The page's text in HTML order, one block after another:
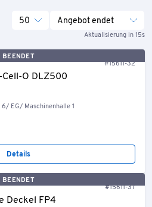
Aktualisierung in 15s
50 Angebot endet
BEENDET
#15611-32
O DLZ500
EG/ Maschinenhalle 1
Details
BEENDET
#15611-37
Deckel FP4